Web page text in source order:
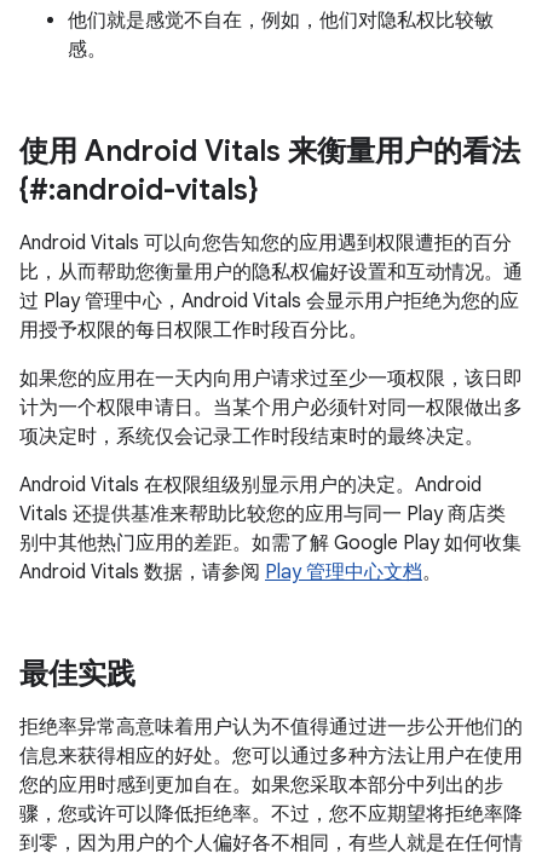
他们就是感觉不自在，例如，他们对隐私权比较敏
感。
使用 Android Vitals 来衡量用户的看法
{#:android-vitals}
Android Vitals 可以向您告知您的应用遇到权限遭拒的百分
比，从而帮助您衡量用户的隐私权偏好设置和互动情况。通
过 Play 管理中心，Android Vitals 会显示用户拒绝为您的应
用授予权限的每日权限工作时段百分比。
如果您的应用在一天内向用户请求过至少一项权限，该日即
计为一个权限申请日。 当某个用户必须针对同一权限做出多
项决定时，系统仅会记录工作时段结束时的最终决定。
Android Vitals 在权限组级别显示用户的决定。Android
Vitals 还提供基准来帮助比较您的应用与同一 Play 商店类
别中其他热门应用的差距。如需了解 Google Play 如何收集
Android Vitals 数据，请参阅 Play 管理中心文档。
最佳实践
拒绝率异常高意味着用户认为不值得通过进一步公开他们的
信息来获得相应的好处。您可以通过多种方法让用户在使用
您的应用时感到更加自在。如果您采取本部分中列出的步
骤，您或许可以降低拒绝率。不过，您不应期望将拒绝率降
到零，因为用户的个人偏好各不相同，有些人就是在任何情